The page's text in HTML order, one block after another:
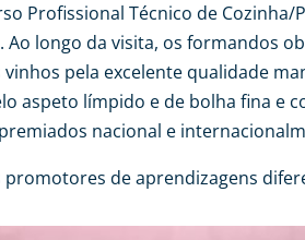
Profissional Técnico de
Ao longo da visita, os formandos
pela excelente qualidade
aspeto límpido e de bolha fina
nacional e
de aprendizagens